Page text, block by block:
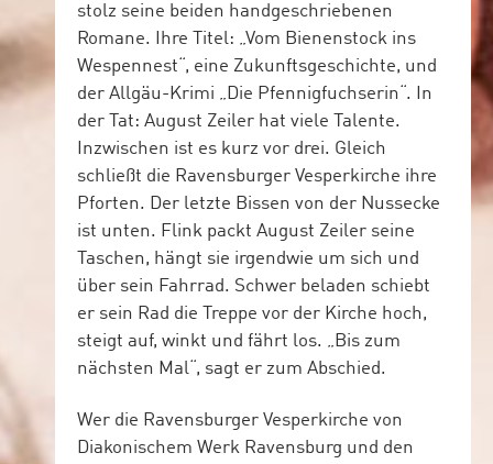
stolz seine beiden handgeschriebenen
Romane. Ihre Titel: „Vom Bienenstock ins
Wespennest“, eine Zukunftsgeschichte, und
der Allgäu-Krimi „Die Pfennigfuchserin“. In
der Tat: August Zeiler hat viele Talente.
Inzwischen ist es kurz vor drei. Gleich
schließt die Ravensburger Vesperkirche ihre
Pforten. Der letzte Bissen von der Nussecke
ist unten. Flink packt August Zeiler seine
Taschen, hängt sie irgendwie um sich und
über sein Fahrrad. Schwer beladen schiebt
er sein Rad die Treppe vor der Kirche hoch,
steigt auf, winkt und fährt los. „Bis zum
nächsten Mal“, sagt er zum Abschied.
Wer die Ravensburger Vesperkirche von
Diakonischem Werk Ravensburg und den